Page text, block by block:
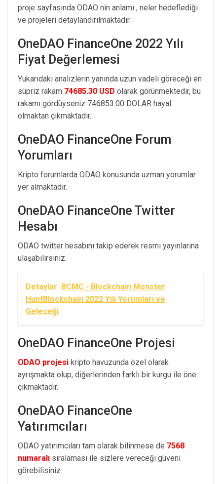
proje sayfasında ODAO nin anlamı , neler hedeflediği
ve projeleri detaylandırılmaktadır.
OneDAO FinanceOne 2022 Yılı
Fiyat Değerlemesi
Yukarıdaki analizlerin yanında uzun vadeli göreceği en
süpriz rakam 74685.30 USD olarak görünmektedir, bu
rakamı gördüyseniz 746853.00 DOLAR hayal
olmaktan çıkmaktadır.
OneDAO FinanceOne Forum
Yorumları
Kripto forumlarda ODAO konusunda uzman yorumlar
yer almaktadır.
OneDAO FinanceOne Twitter
Hesabı
ODAO twitter hesabını takip ederek resmi yayınlarına
ulaşabilirsiniz.
Detaylar BCMC - Blockchain Monster
HuntBlockchain 2022 Yılı Yorumları ve
Geleceği
OneDAO FinanceOne Projesi
ODAO projesi kripto havuzunda özel olarak
ayrışmakta olup, diğerlerinden farklı bir kurgu ile öne
çıkmaktadır.
OneDAO FinanceOne
Yatırımcıları
ODAO yatırımcıları tam olarak bilinmese de 7568
numaralı sıralaması ile sizlere vereceği güveni
görebilisiniz.